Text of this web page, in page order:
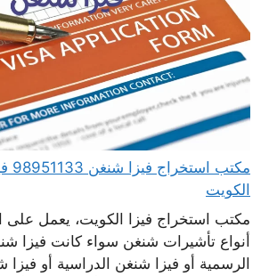
الكويت
مكتب استخراج فيزا الكويت، يعمل على
أنواع تأشيرات شنغن سواء كانت فيزا
الرسمية أو فيزا شنغن الدراسية أو فيزا